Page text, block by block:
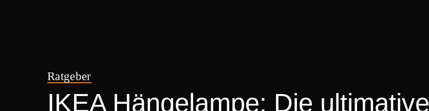
Ratgeber
IKEA Hängelampe: Die ultimative